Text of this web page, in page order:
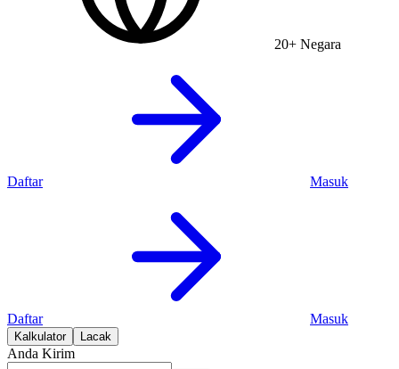
20+ Negara
Daftar Masuk
Daftar Masuk
Kalkulator Lacak
Anda Kirim